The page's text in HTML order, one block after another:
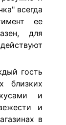
всегда
ее
для
гость
близких
и
и
в